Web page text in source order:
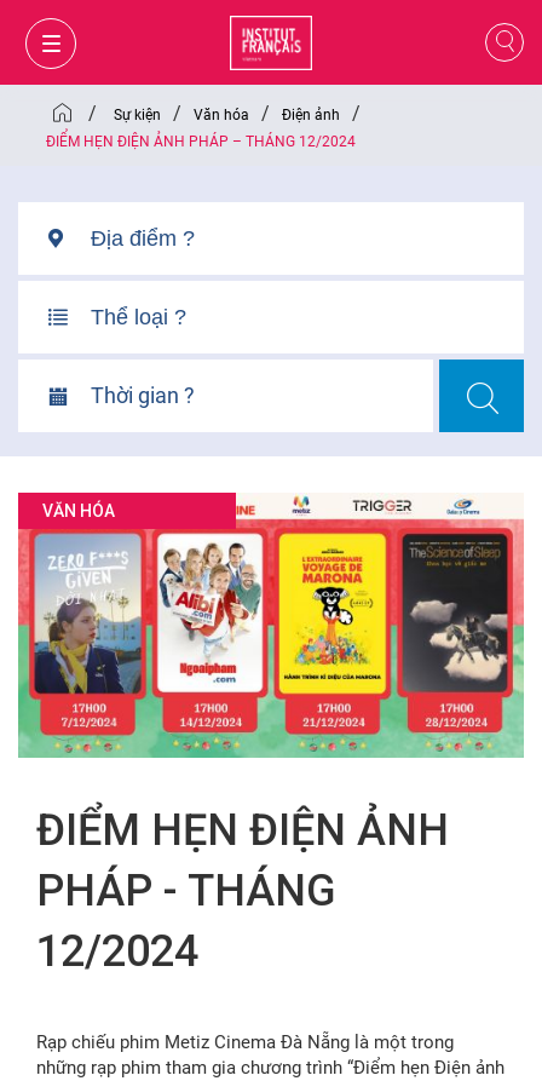
GIỎ HÀNG ĐĂNG NHẬP
VI
VI
FR
/ Sự kiện / Văn hóa / Điện ảnh /
ĐIỂM HẸN ĐIỆN ẢNH PHÁP – THÁNG 12/2024
Thời gian ?
VĂN HÓA
ĐIỂM HẸN ĐIỆN ẢNH
PHÁP - THÁNG
12/2024
Rạp chiếu phim Metiz Cinema Đà Nẵng là một trong
những rạp phim tham gia chương trình “Điểm hẹn Điện ảnh